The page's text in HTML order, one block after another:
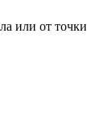
или от точки